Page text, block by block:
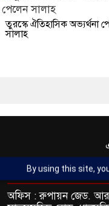
তুরস্কে ঐতিহাসিক অভ্যর্থনা
সালাহ
অফিস : রুপায়ন জেড. আর
By using this site,